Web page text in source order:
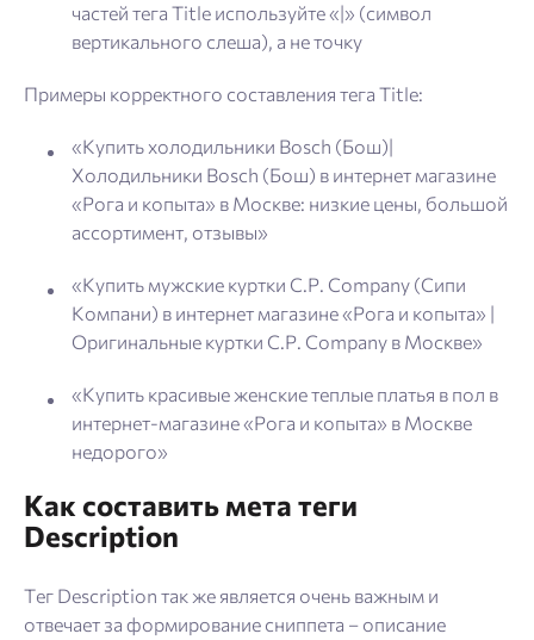
частей тега Title используйте «|» (символ
вертикального слеша), а не точку
Примеры корректного составления тега Title:
«Купить холодильники Bosch (Бош)|
Холодильники Bosch (Бош) в интернет магазине
«Рога и копыта» в Москве: низкие цены, большой
ассортимент, отзывы»
«Купить мужские куртки C.P. Company (Сипи
Компани) в интернет магазине «Рога и копыта» |
Оригинальные куртки C.P. Company в Москве»
«Купить красивые женские теплые платья в пол в
интернет-магазине «Рога и копыта» в Москве
недорого»
Как составить мета теги
Description
Тег Description так же является очень важным и
отвечает за формирование сниппета – описание